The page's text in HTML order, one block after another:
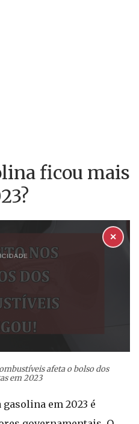
ficou mais
✕
afeta o bolso dos
em 2023
em 2023 é